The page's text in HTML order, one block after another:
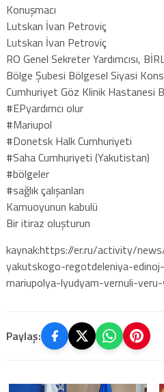
Konuşmacı
Lutskan İvan Petroviç
Lutskan İvan Petroviç
RO Genel Sekreter Yardımcısı,
Bölge Şubesi Bölgesel Siyasi
Cumhuriyet Göz Klinik Hastanesi
#EPyardımcı olur
#Mariupol
#Donetsk Halk Cumhuriyeti
#Saha Cumhuriyeti (Yakutistan)
#bölgeler
#sağlık çalışanları
Kamuoyunun kabulü
Bir itiraz oluşturun
kaynak:https://er.ru/activity/
yakutskogo-regotdeleniya-
mariupolya-lyudyam-vernuli-
Paylaş: